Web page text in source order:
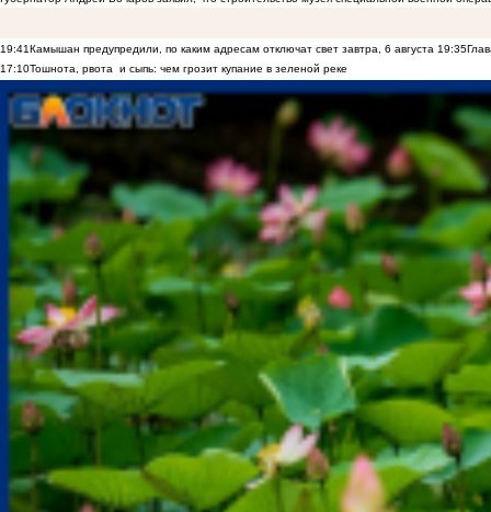
19:41Камышан предупредили, по каким адресам отключат свет завтра, 6 августа 19:35
17:10Тошнота, рвота и сыпь: чем грозит купание в зеленой реке